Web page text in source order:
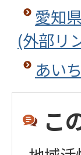
愛知
(外部リ
あい
こ